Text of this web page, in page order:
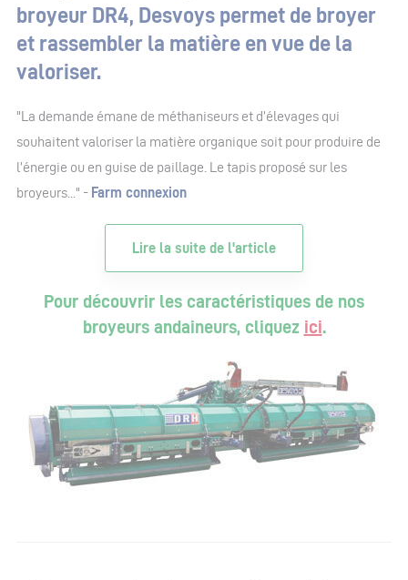
broyeur DR4, Desvoys permet de broyer
et rassembler la matière en vue de la
valoriser.
"La demande émane de méthaniseurs et d’élevages qui
souhaitent valoriser la matière organique soit pour produire de
l’énergie ou en guise de paillage. Le tapis proposé sur les
broyeurs..." - Farm connexion
Lire la suite de l'article
Pour découvrir les caractéristiques de nos
broyeurs andaineurs, cliquez ici.